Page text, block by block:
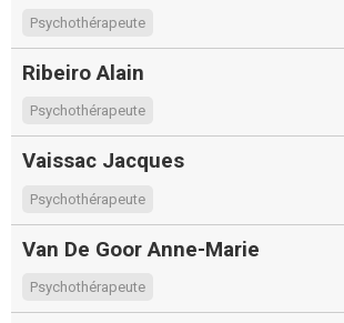
Psychothérapeute
Ribeiro Alain
Psychothérapeute
Vaissac Jacques
Psychothérapeute
Van De Goor Anne-Marie
Psychothérapeute